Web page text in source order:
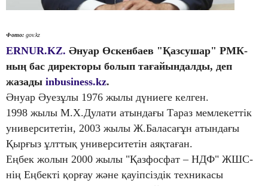
Фото: gov.kz
ERNUR.KZ. Әнуар Өскенбаев "Қазсушар" РМК-
ның бас директоры болып тағайындалды, деп
жазады inbusiness.kz.
Әнуар Әуезұлы 1976 жылы дүниеге келген.
1998 жылы М.Х.Дулати атындағы Тараз мемлекеттік
университетін, 2003 жылы Ж.Баласағұн атындағы
Қырғыз ұлттық университетін аяқтаған.
Еңбек жолын 2000 жылы "Қазфосфат – НДФ" ЖШС-
нің Еңбекті қорғау және қауіпсіздік техникасы